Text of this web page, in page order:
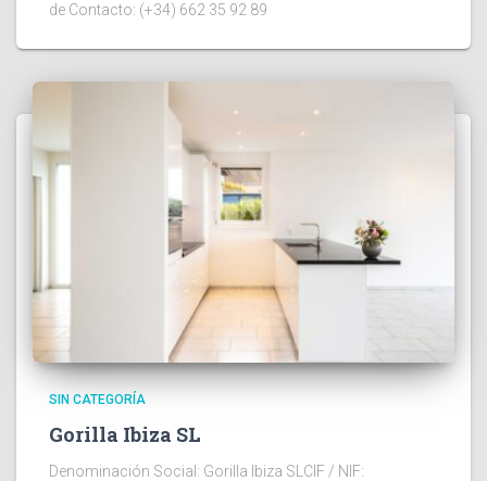
de Contacto: (+34) 662 35 92 89
SIN CATEGORÍA
Gorilla Ibiza SL
Denominación Social: Gorilla Ibiza SLCIF / NIF: